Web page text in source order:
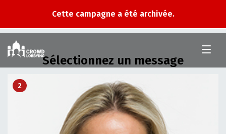
Cette campagne a été archivée.
Sélectionnez un message
2